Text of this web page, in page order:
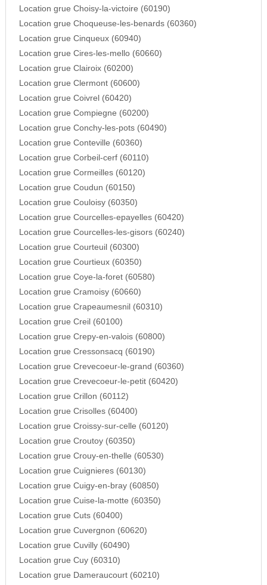
Location grue Choisy-la-victoire (60190)
Location grue Choqueuse-les-benards (60360)
Location grue Cinqueux (60940)
Location grue Cires-les-mello (60660)
Location grue Clairoix (60200)
Location grue Clermont (60600)
Location grue Coivrel (60420)
Location grue Compiegne (60200)
Location grue Conchy-les-pots (60490)
Location grue Conteville (60360)
Location grue Corbeil-cerf (60110)
Location grue Cormeilles (60120)
Location grue Coudun (60150)
Location grue Couloisy (60350)
Location grue Courcelles-epayelles (60420)
Location grue Courcelles-les-gisors (60240)
Location grue Courteuil (60300)
Location grue Courtieux (60350)
Location grue Coye-la-foret (60580)
Location grue Cramoisy (60660)
Location grue Crapeaumesnil (60310)
Location grue Creil (60100)
Location grue Crepy-en-valois (60800)
Location grue Cressonsacq (60190)
Location grue Crevecoeur-le-grand (60360)
Location grue Crevecoeur-le-petit (60420)
Location grue Crillon (60112)
Location grue Crisolles (60400)
Location grue Croissy-sur-celle (60120)
Location grue Croutoy (60350)
Location grue Crouy-en-thelle (60530)
Location grue Cuignieres (60130)
Location grue Cuigy-en-bray (60850)
Location grue Cuise-la-motte (60350)
Location grue Cuts (60400)
Location grue Cuvergnon (60620)
Location grue Cuvilly (60490)
Location grue Cuy (60310)
Location grue Dameraucourt (60210)